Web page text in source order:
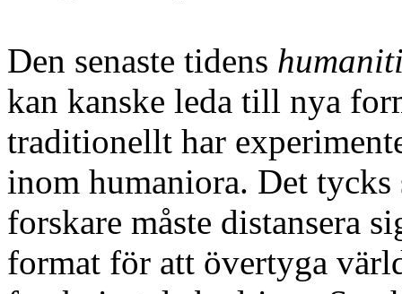
Den senaste tidens
kan kanske leda till nya
traditionellt har
inom humaniora. Det tycks
forskare måste distansera
format för att övertyga